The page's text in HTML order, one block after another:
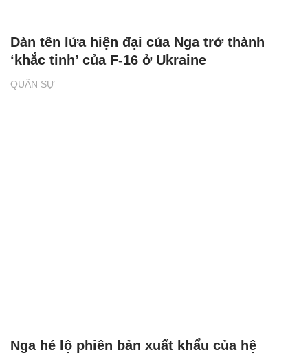
QUÂN SỰ
Dàn tên lửa hiện đại của Nga trở thành
‘khắc tinh’ của F-16 ở Ukraine
Nga hé lộ phiên bản xuất khẩu của hệ